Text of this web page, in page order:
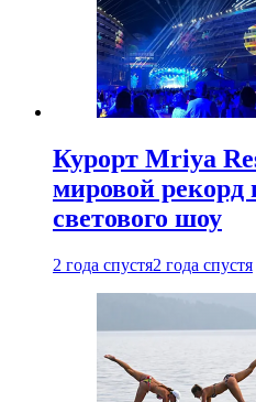
Курорт Mriya
мировой рекорд
светового шоу
2 года спустя2 года спустя